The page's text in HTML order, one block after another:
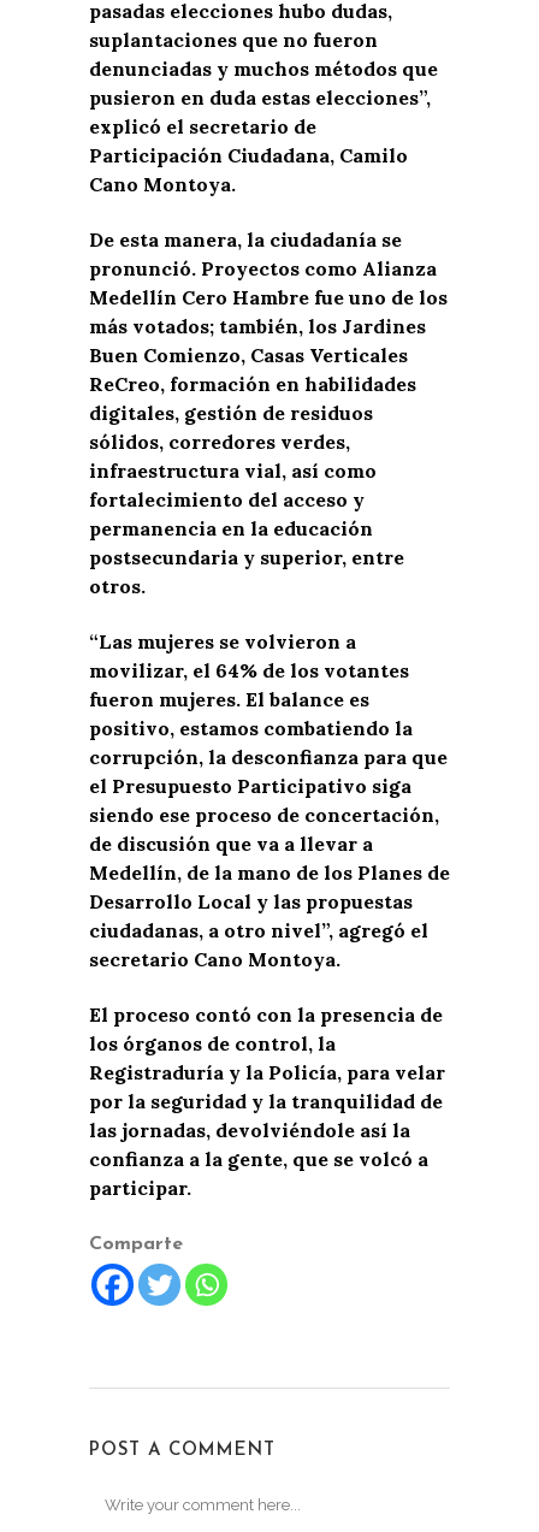
pasadas elecciones hubo dudas,
suplantaciones que no fueron
denunciadas y muchos métodos que
pusieron en duda estas elecciones”,
explicó el secretario de
Participación Ciudadana, Camilo
Cano Montoya.
De esta manera, la ciudadanía se
pronunció. Proyectos como Alianza
Medellín Cero Hambre fue uno de los
más votados; también, los Jardines
Buen Comienzo, Casas Verticales
ReCreo, formación en habilidades
digitales, gestión de residuos
sólidos, corredores verdes,
infraestructura vial, así como
fortalecimiento del acceso y
permanencia en la educación
postsecundaria y superior, entre
otros.
“Las mujeres se volvieron a
movilizar, el 64% de los votantes
fueron mujeres. El balance es
positivo, estamos combatiendo la
corrupción, la desconfianza para que
el Presupuesto Participativo siga
siendo ese proceso de concertación,
de discusión que va a llevar a
Medellín, de la mano de los Planes de
Desarrollo Local y las propuestas
ciudadanas, a otro nivel”, agregó el
secretario Cano Montoya.
El proceso contó con la presencia de
los órganos de control, la
Registraduría y la Policía, para velar
por la seguridad y la tranquilidad de
las jornadas, devolviéndole así la
confianza a la gente, que se volcó a
participar.
Comparte
POST A COMMENT